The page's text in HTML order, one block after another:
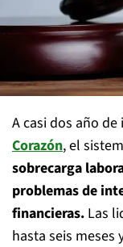
A casi dos año
Corazón, el
sobrecarga
problemas de
financieras. Las
hasta seis